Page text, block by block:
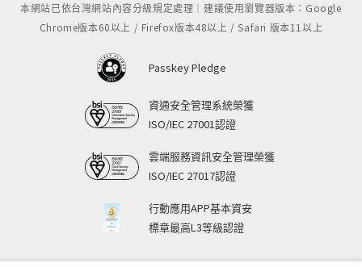
本網站已依台灣網站內容分級規定處理｜建議使用瀏覽器版本：Google
Chrome版本60以上 / Firefox版本48以上 / Safari 版本11以上
Passkey Pledge
資通安全管理系統榮獲
ISO/IEC 27001認證
雲端服務資訊安全管理榮獲
ISO/IEC 27017認證
行動應用APP基本資安
標章最高L3等級認證